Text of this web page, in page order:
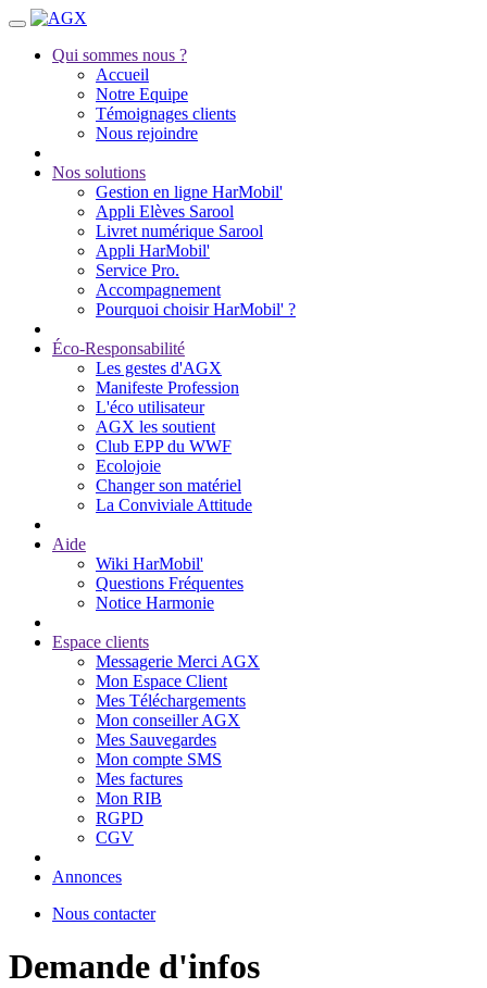
Qui sommes nous ?
Accueil
Notre Equipe
Témoignages clients
Nous rejoindre
Nos solutions
Gestion en ligne HarMobil'
Appli Elèves Sarool
Livret numérique Sarool
Appli HarMobil'
Service Pro.
Accompagnement
Pourquoi choisir HarMobil' ?
Éco-Responsabilité
Les gestes d'AGX
Manifeste Profession
L'éco utilisateur
AGX les soutient
Club EPP du WWF
Ecolojoie
Changer son matériel
La Conviviale Attitude
Aide
Wiki HarMobil'
Questions Fréquentes
Notice Harmonie
Espace clients
Messagerie Merci AGX
Mon Espace Client
Mes Téléchargements
Mon conseiller AGX
Mes Sauvegardes
Mon compte SMS
Mes factures
Mon RIB
RGPD
CGV
Annonces
Nous contacter
Demande d'infos